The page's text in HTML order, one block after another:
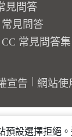
見問答
常見問答
CC 常見問答集
宣告 網站使
預設選擇拒絕